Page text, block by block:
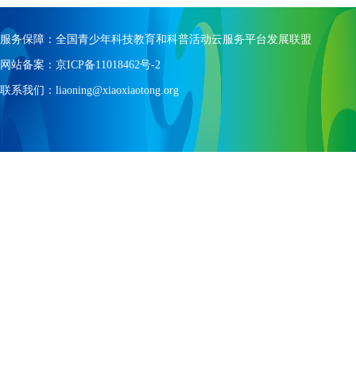
服务保障：全国青少年科技教育和科普活动云服务平台发展联盟
网站备案：京ICP备11018462号-2
联系我们：liaoning@xiaoxiaotong.org